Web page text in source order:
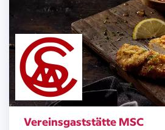
Vereinsgaststätte MSC